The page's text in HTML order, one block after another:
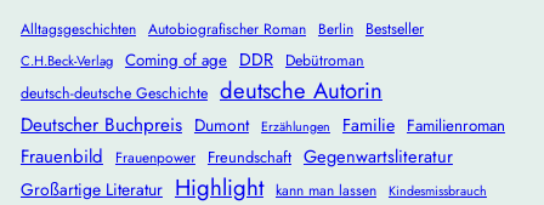
Alltagsgeschichten Autobiografischer Roman Berlin Bestseller
C.H.Beck-Verlag Coming of age DDR
Debütroman
deutsch-deutsche Geschichte deutsche Autorin
Deutscher Buchpreis Dumont Erzählungen Familie Familienroman
Frauenbild Frauenpower Freundschaft Gegenwartsliteratur
Großartige Literatur Highlight kann man lassen Kindesmissbrauch